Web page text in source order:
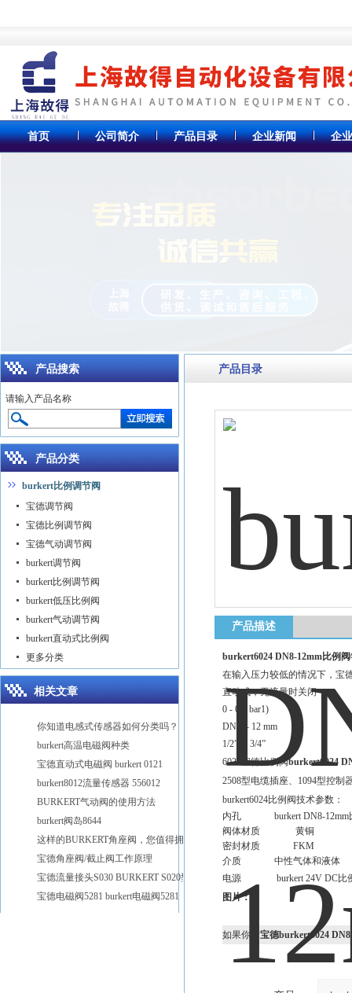
首页 公司简介 产品目录 企业新闻 企
产品目录
产品描述
burkert6024 DN8-12mm比例阀
在输入压力较低的情况下，宝
直动式，无流量时关闭
0 - 0.7 bar1)
DN 8 - 12 mm
1/2”和 3/4”
6024宝德比例阀burkert6024
2508型电缆插座、1094型控制
burkert6024比例阀技术参数：
内孔 burkert DN8-12mm
阀体材质 黄铜
密封材质 FKM
介质 中性气体和液体
电源 burkert 24V DC比
图片：
如果你对宝德burkert6024
产品搜索
请输入产品名称
产品分类
burkert比例调节阀
宝德调节阀
宝德比例调节阀
宝德气动调节阀
burkert调节阀
burkert比例调节阀
burkert低压比例阀
burkert气动调节阀
burkert直动式比例阀
更多分类
相关文章
你知道电感式传感器如何分类吗？
burkert高温电磁阀种类
宝德直动式电磁阀 burkert 0121
burkert8012流量传感器 556012
BURKERT气动阀的使用方法
burkert阀岛8644
这样的BURKERT角座阀，您值得拥有
宝德角座阀/截止阀工作原理
宝德流量接头S030 BURKERT S020型号
宝德电磁阀5281 burkert电磁阀5281